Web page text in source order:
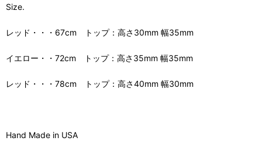
Size.
レッド・・・67cm トップ：高さ30mm 幅35mm
イエロー・・72cm トップ：高さ35mm 幅35mm
レッド・・・78cm トップ：高さ40mm 幅30mm
Hand Made in USA